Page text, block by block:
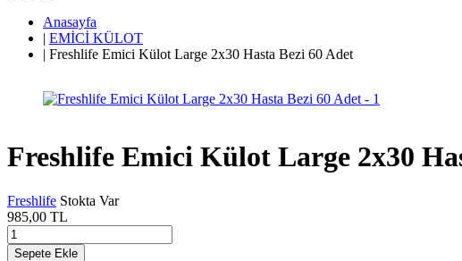
Anasayfa
| EMİCİ KÜLOT
| Freshlife Emici Külot Large 2x30 Hasta Bezi 60 Adet
Freshlife Emici Külot Large 2x30
Freshlife Stokta Var
985,00 TL
Sepete Ekle